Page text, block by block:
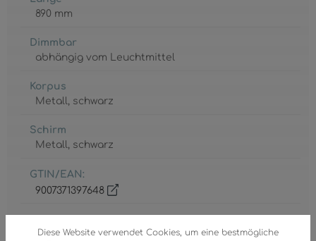
Diese Website verwendet Cookies, um eine bestmögliche
890 mm
Dimmbar
abhängig vom Leuchtmittel
Korpus
Metall, schwarz
Schirm
Metall, schwarz
GTIN/EAN:
9007371397648